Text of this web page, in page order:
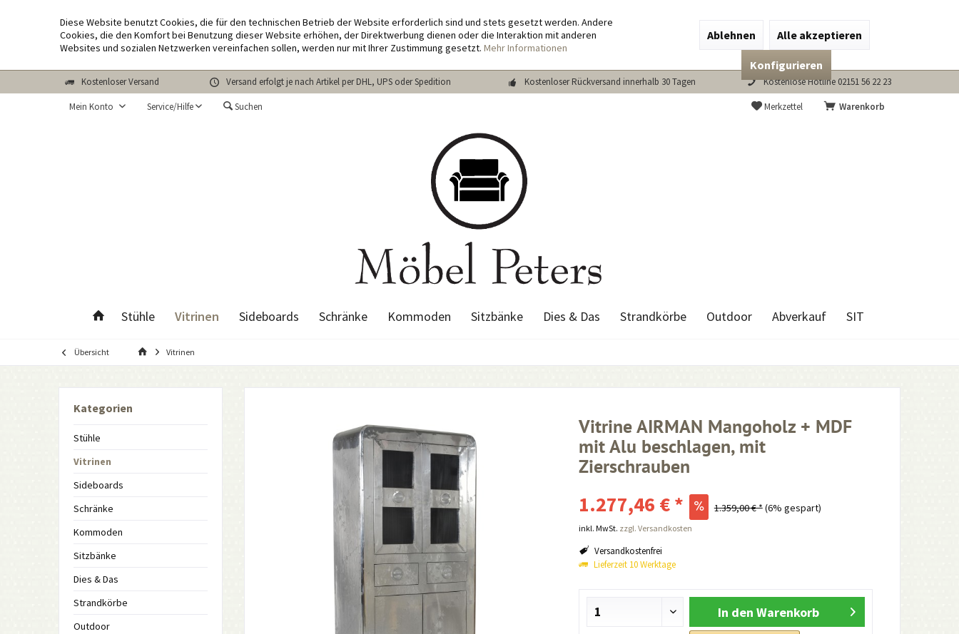
Diese Website benutzt Cookies, die für den technischen Betrieb der Website erforderlich sind und stets gesetzt werden. Andere
Cookies, die den Komfort bei Benutzung dieser Website erhöhen, der Direktwerbung dienen oder die Interaktion mit anderen
Websites und sozialen Netzwerken vereinfachen sollen, werden nur mit Ihrer Zustimmung gesetzt. Mehr Informationen
Ablehnen Alle akzeptieren
Konfigurieren
Kostenloser Versand Versand erfolgt je nach Artikel per DHL, UPS oder Spedition Kostenloser Rückversand innerhalb 30 Tagen Kostenlose Hotline 02151 56 22 23
Warenkorb
Merkzettel
Mein Konto Service/Hilfe Suchen
Stühle Vitrinen Sideboards Schränke Kommoden Sitzbänke Dies & Das Strandkörbe Outdoor Abverkauf SIT
Übersicht Vitrinen
Kategorien
Stühle
Vitrinen
Sideboards
Schränke
Kommoden
Sitzbänke
Dies & Das
Strandkörbe
Outdoor
Vitrine AIRMAN Mangoholz + MDF
mit Alu beschlagen, mit
Zierschrauben
1.277,46 € * 1.359,00 € *(6% gespart)
inkl. MwSt. zzgl. Versandkosten
Versandkostenfrei
Lieferzeit 10 Werktage
In den Warenkorb